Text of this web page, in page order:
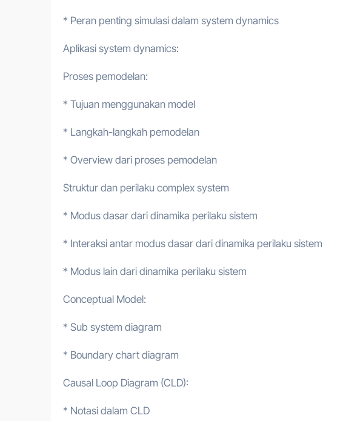
* Peran penting simulasi dalam system dynamics
Aplikasi system dynamics:
Proses pemodelan:
* Tujuan menggunakan model
* Langkah-langkah pemodelan
* Overview dari proses pemodelan
Struktur dan perilaku complex system
* Modus dasar dari dinamika perilaku sistem
* Interaksi antar modus dasar dari dinamika perilaku sistem
* Modus lain dari dinamika perilaku sistem
Conceptual Model:
* Sub system diagram
* Boundary chart diagram
Causal Loop Diagram (CLD):
* Notasi dalam CLD